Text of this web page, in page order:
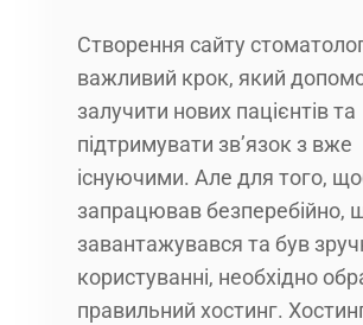
Створення сайту
важливий крок, який
залучити нових пацієнтів та
підтримувати зв’язок з вже
існуючими. Але для того,
запрацював безперебійно,
завантажувався та був
користуванні, необхідно
правильний хостинг.